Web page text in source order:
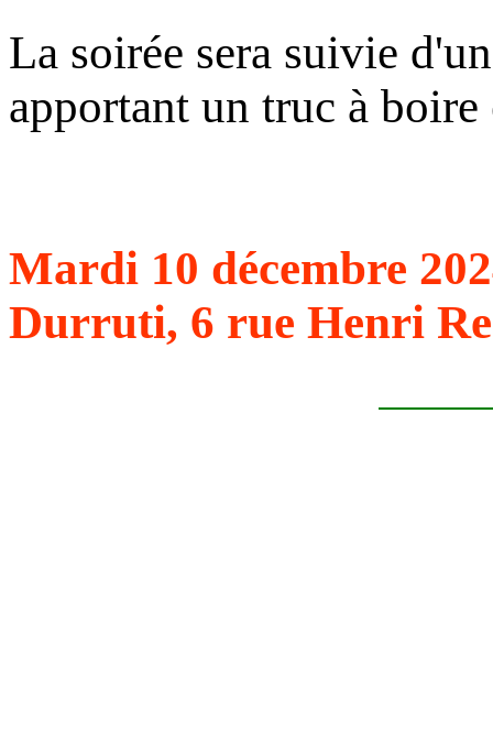
La soirée sera suivie
apportant un truc à boire
Mardi 10 décembre
Durruti, 6 rue Henri